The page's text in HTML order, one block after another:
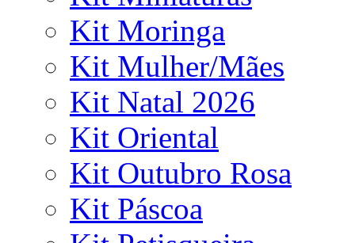
Kit Moringa
Kit Mulher/Mães
Kit Natal 2026
Kit Oriental
Kit Outubro Rosa
Kit Páscoa